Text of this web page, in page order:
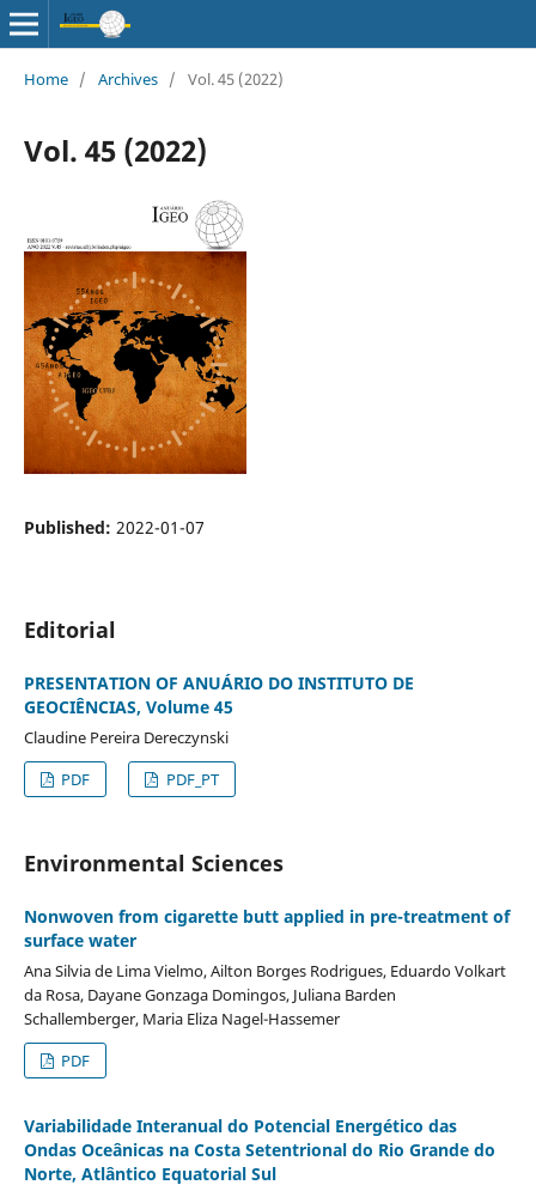
Home / Archives / Vol. 45 (2022)
Vol. 45 (2022)
Published: 2022-01-07
Editorial
PRESENTATION OF ANUÁRIO DO INSTITUTO DE
GEOCIÊNCIAS, Volume 45
Claudine Pereira Dereczynski
PDF
PDF_PT
Environmental Sciences
Nonwoven from cigarette butt applied in pre-treatment of
surface water
Ana Silvia de Lima Vielmo, Ailton Borges Rodrigues, Eduardo Volkart
da Rosa, Dayane Gonzaga Domingos, Juliana Barden
Schallemberger, Maria Eliza Nagel-Hassemer
PDF
Variabilidade Interanual do Potencial Energético das
Ondas Oceânicas na Costa Setentrional do Rio Grande do
Norte, Atlântico Equatorial Sul